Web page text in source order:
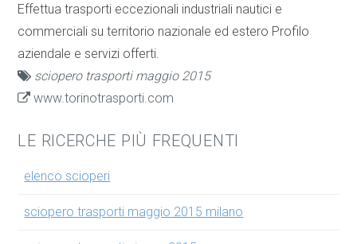
Effettua trasporti eccezionali industriali nautici e
commerciali su territorio nazionale ed estero Profilo
aziendale e servizi offerti.
sciopero trasporti maggio 2015
www.torinotrasporti.com
LE RICERCHE PIÙ FREQUENTI
elenco scioperi
sciopero trasporti maggio 2015 milano